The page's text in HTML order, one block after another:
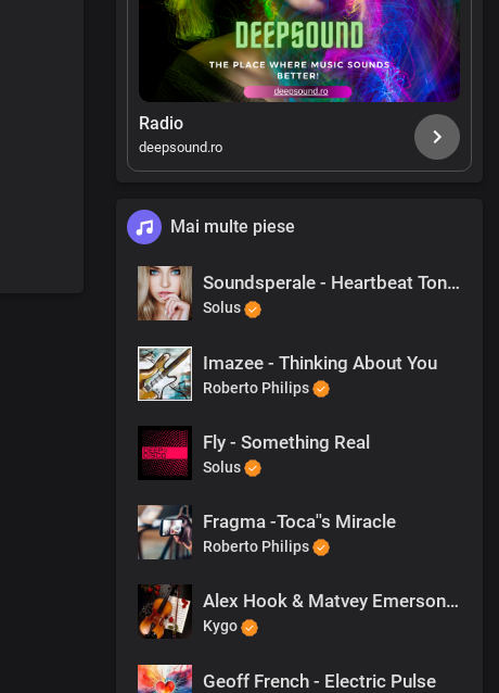
Radio
deepsound.ro
Mai multe piese
Soundsperale - Heartbeat Tonight
Solus
Imazee - Thinking About You
Roberto Philips
Fly - Something Real
Solus
Fragma -Toca''s Miracle
Roberto Philips
Alex Hook & Matvey Emerson feat. Rene - I Need Somebody
Kygo
Geoff French - Electric Pulse